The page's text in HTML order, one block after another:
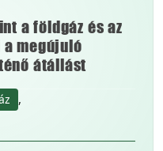
a földgáz és az
megújuló
átállást
,